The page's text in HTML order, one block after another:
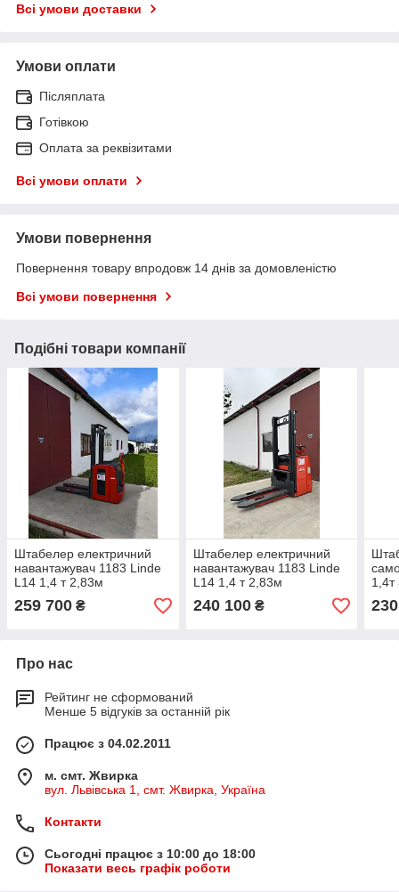
Всі умови доставки
Умови оплати
Післяплата
Готівкою
Оплата за реквізитами
Всі умови оплати
Умови повернення
Повернення товару впродовж 14 днів за домовленістю
Всі умови повернення
Подібні товари компанії
Штабелер електричний
навантажувач 1183 Linde
L14 1,4 т 2,83м
259 700 ₴
Штабелер електричний
навантажувач 1183 Linde
L14 1,4 т 2,83м
240 100₴
Про нас
Рейтинг не сформований
Менше 5 відгуків за останній рік
Працює з 04.02.2011
м. смт. Жвирка
вул. Львівська 1, смт. Жвирка, Україна
Контакти
Сьогодні працює з 10:00 до 18:00
Показати весь графік роботи